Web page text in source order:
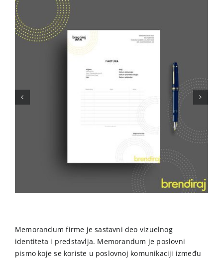
Memorandum firme je sastavni deo vizuelnog
identiteta i predstavlja. Memorandum je poslovni
pismo koje se koriste u poslovnoj komunikaciji između